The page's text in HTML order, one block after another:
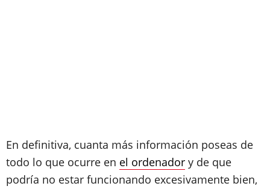
En definitiva, cuanta más información poseas de
todo lo que ocurre en el ordenador y de que
podría no estar funcionando excesivamente bien,